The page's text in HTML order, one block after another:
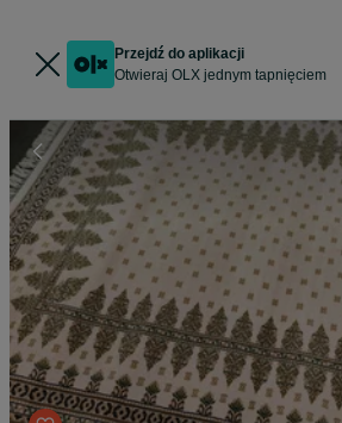
Przejdź do aplikacji
Otwieraj OLX jednym tapnięciem